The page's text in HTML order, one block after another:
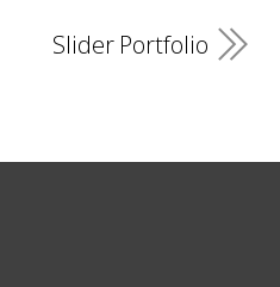
Slider Portfolio